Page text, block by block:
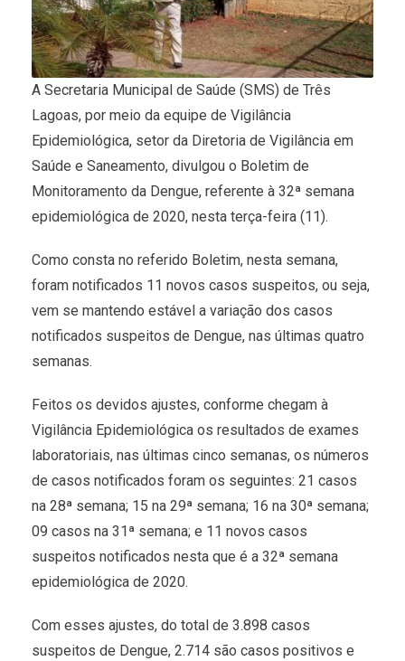
A Secretaria Municipal de Saúde (SMS) de Três
Lagoas, por meio da equipe de Vigilância
Epidemiológica, setor da Diretoria de Vigilância em
Saúde e Saneamento, divulgou o Boletim de
Monitoramento da Dengue, referente à 32ª semana
epidemiológica de 2020, nesta terça-feira (11).
Como consta no referido Boletim, nesta semana,
foram notificados 11 novos casos suspeitos, ou seja,
vem se mantendo estável a variação dos casos
notificados suspeitos de Dengue, nas últimas quatro
semanas.
Feitos os devidos ajustes, conforme chegam à
Vigilância Epidemiológica os resultados de exames
laboratoriais, nas últimas cinco semanas, os números
de casos notificados foram os seguintes: 21 casos
na 28ª semana; 15 na 29ª semana; 16 na 30ª semana;
09 casos na 31ª semana; e 11 novos casos
suspeitos notificados nesta que é a 32ª semana
epidemiológica de 2020.
Com esses ajustes, do total de 3.898 casos
suspeitos de Dengue, 2.714 são casos positivos e